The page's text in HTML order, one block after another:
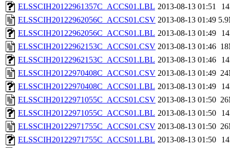
ELSSCIH20122961357C_ACCS01.LBL 2013-08-13 01:51
ELSSCIH20122962056C_ACCS01.CSV 2013-08-13 01:49
ELSSCIH20122962056C_ACCS01.LBL 2013-08-13 01:49
ELSSCIH20122962153C_ACCS01.CSV 2013-08-13 01:46
ELSSCIH20122962153C_ACCS01.LBL 2013-08-13 01:46
ELSSCIH20122970408C_ACCS01.CSV 2013-08-13 01:49
ELSSCIH20122970408C_ACCS01.LBL 2013-08-13 01:49
ELSSCIH20122971055C_ACCS01.CSV 2013-08-13 01:50
ELSSCIH20122971055C_ACCS01.LBL 2013-08-13 01:50
ELSSCIH20122971755C_ACCS01.CSV 2013-08-13 01:50
ELSSCIH20122971755C_ACCS01.LBL 2013-08-13 01:50